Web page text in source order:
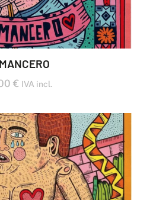
€ IVA incl.